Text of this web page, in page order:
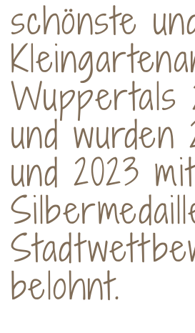
schönste
Wuppertals
und wurden
und 2023
belohnt.